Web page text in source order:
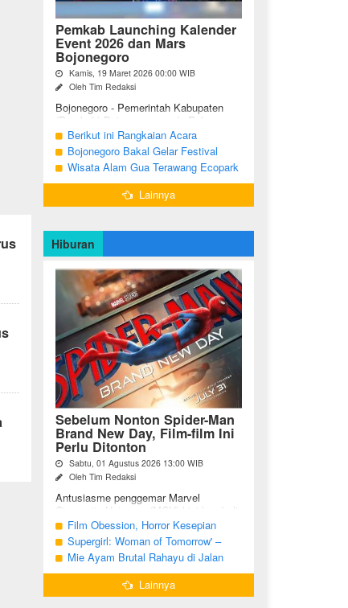
Pemkab Launching Kalender
Event 2026 dan Mars
Bojonegoro
Kamis, 19 Maret 2026 00:00 WIB
Oleh Tim Redaksi
Bojonegoro - Pemerintah Kabupaten
(Pemkab) Bojonegoro, pada Rabu
malam (18/03/2026), bertempat di Jalan
Mas Tumapel Bojoonegoro,
melaunching Kalender Event
Bojonegoro ...
Berikut ini Rangkaian Acara
Peringatan Hari Jadi Bojonegoro Ke-
348 Tahun 2025
Bojonegoro Bakal Gelar Festival
Geopark 2025
Wisata Alam Gua Terawang Ecopark
Blora Kini Semakin Menarik
Lainnya
Hiburan
Sebelum Nonton Spider-Man
Brand New Day, Film-film Ini
Perlu Ditonton
Sabtu, 01 Agustus 2026 13:00 WIB
Oleh Tim Redaksi
Antusiasme penggemar Marvel
Cinematic Universe (MCU) kini kembali
meningkat seiring tayangnya
petualangan terbaru Spider-Man Brand
New Day. Bagi penggemar garis ...
Film Obession, Horror Kesepian
Generasi Saat Ini
Supergirl: Woman of Tomorrow' –
Potensi yang Terperangkap dalam
Narasi Generik
Mie Ayam Brutal Rahayu di Jalan
Pemuda Bojonegoro, Kuliner dengan
Banyak Pilihan Menu
Lainnya